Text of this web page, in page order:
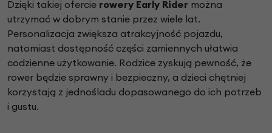
Dzięki takiej ofercie rowery Early Rider można
utrzymać w dobrym stanie przez wiele lat.
Personalizacja zwiększa atrakcyjność pojazdu,
natomiast dostępność części zamiennych ułatwia
codzienne użytkowanie. Rodzice zyskują pewność, że
rower będzie sprawny i bezpieczny, a dzieci chętniej
korzystają z jednośladu dopasowanego do ich potrzeb
i gustu.